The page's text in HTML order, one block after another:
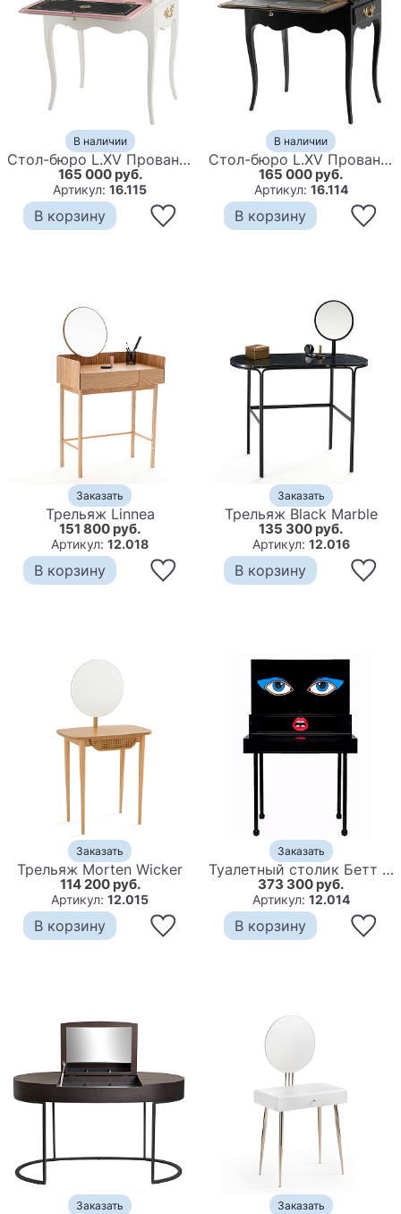
В наличии
Стол-бюро L.XV Прованс белый
165 000 руб.
Артикул:16.115
В корзину
В наличии
Стол-бюро L.XV Прованс черный
165 000 руб.
Артикул: 16.114
В корзину
Заказать
Трельяж Linnea
151 800 руб.
Артикул:12.018
В корзину
Заказать
Трельяж Black Marble
135 300 руб.
Артикул: 12.016
В корзину
Заказать
Трельяж Morten Wicker
114 200 руб.
Артикул:12.015
В корзину
Заказать
Туалетный столик Бетт Дэвис
373 300 руб.
Артикул: 12.014
В корзину
Заказать Заказать